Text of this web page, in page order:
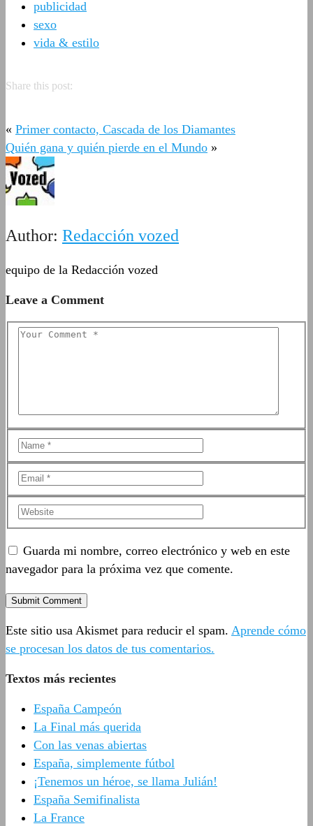
publicidad
sexo
vida & estilo
Share this post:
« Primer contacto, Cascada de los Diamantes
Quién gana y quién pierde en el Mundo »
Author: Redacción vozed
equipo de la Redacción vozed
Leave a Comment
Guarda mi nombre, correo electrónico y web en este
navegador para la próxima vez que comente.
Este sitio usa Akismet para reducir el spam. Aprende cómo
se procesan los datos de tus comentarios.
Textos más recientes
España Campeón
La Final más querida
Con las venas abiertas
España, simplemente fútbol
¡Tenemos un héroe, se llama Julián!
España Semifinalista
La France